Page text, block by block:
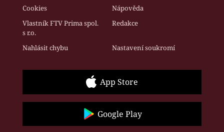
Cookies
Nápověda
Vlastník FTV Prima spol.
s r.o.
Redakce
Nahlásit chybu Nastavení soukromí
App Store
Google Play